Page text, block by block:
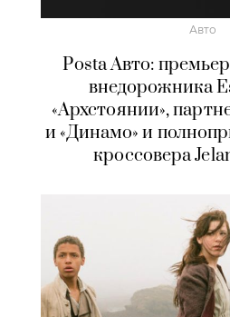
Авто
Posta Авто:
внедорожника
«Архстоянии»,
и «Динамо» и
кроссовера